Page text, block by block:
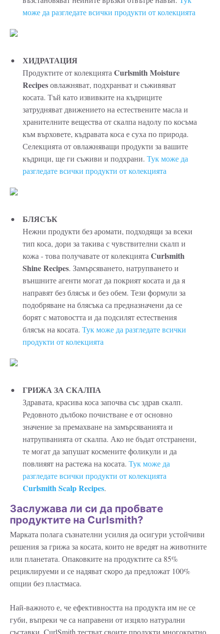
може да разгледате всички продукти от колекцията
ХИДРАТАЦИЯ
Продуктите от колекцията Curlsmith Moisture
Recipesовлажняват, подхранват и съживяват
косата. Тъй като извивките на къдриците
затрудняват движението на естествените масла и
хранителните вещества от скалпа надолу по косъма
към върховете, къдравата коса е суха по природа.
Селекцията от овлажняващи продукти за вашите
къдрици, ще ги съживи и подхрани. Тук може да
разгледате всички продукти от колекцията
БЛЯСЪК
Нежни продукти без аромати, подходящи за всеки
тип коса, дори за такива с чувствителни скалп и
кожа - това получавате от колекцията Curlsmith
Shine Recipes. Замърсяването, натрупването и
външните агенти могат да покрият косата и да я
направят без блясък и без обем. Тези формули за
подобряване на блясъка са предназначени да се
борят с матовостта и да подсилят естествения
блясък на косата. Тук може да разгледате всички
продукти от колекцията
ГРИЖА ЗА СКАЛПА
Здравата, красива коса започва със здрав скалп.
Редовното дълбоко почистване е от основно
значение за премахване на замърсяванията и
натрупванията от скалпа. Ако не бъдат отстранени,
те могат да запушат космените фоликули и да
повлияят на растежа на косата. Тук може да
разгледате всички продукти от колекцията
Curlsmith Scalp Recipes.
Заслужава ли си да пробвате
продуктите на Curlsmith?
Марката полага съзнателни усилия да осигури устойчиви
решения за грижа за косата, които не вредят на животните
или планетата. Опаковките на продуктите са 85%
рециклируеми и се надяват скоро да предложат 100%
опции без пластмаса.
Най-важното е, че ефективността на продукта им не се
губи, въпреки че са направени от изцяло натурални
съставки. CurlSmith тестват своите продукти многократно